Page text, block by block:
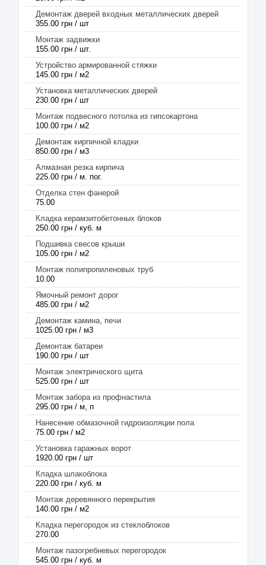
Демонтаж дверей входных металлических дверей
355.00 грн / шт
Монтаж задвижки
155.00 грн / шт.
Устройство армированной стяжки
145.00 грн / м2
Установка металлических дверей
230.00 грн / шт
Монтаж подвесного потолка из гипсокартона
100.00 грн / м2
Демонтаж кирпичной кладки
850.00 грн / м3
Алмазная резка кирпича
225.00 грн / м. пог.
Отделка стен фанерой
75.00
Кладка керамзитобетонных блоков
250.00 грн / куб. м
Подшивка свесов крыши
105.00 грн / м2
Монтаж полипропиленовых труб
10.00
Ямочный ремонт дорог
485.00 грн / м2
Демонтаж камина, печи
1025.00 грн / м3
Демонтаж батареи
190.00 грн / шт
Монтаж электрического щита
525.00 грн / шт
Монтаж забора из профнастила
295.00 грн / м, п
Нанесение обмазочной гидроизоляции пола
75.00 грн / м2
Установка гаражных ворот
1920.00 грн / шт
Кладка шлакоблока
220.00 грн / куб. м
Монтаж деревянного перекрытия
140.00 грн / м2
Кладка перегородок из стеклоблоков
270.00
Монтаж пазогребневых перегородок
545.00 грн / куб. м